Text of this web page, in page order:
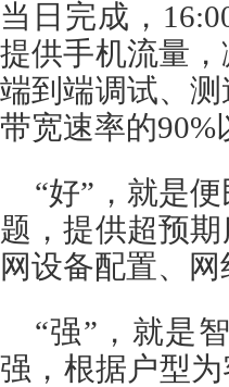
当日完成，
提供手机流量
端到端调试、
带宽速率的90%
“好”，就是
题，提供超预
网设备配置、
“强”，就是
强，根据户型